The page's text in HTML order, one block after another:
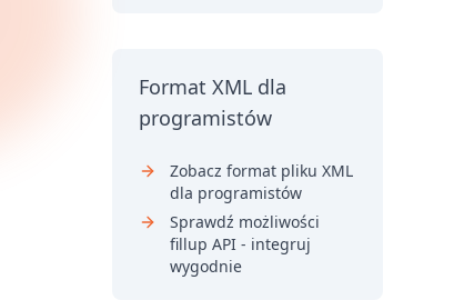
Format XML dla
programistów
Zobacz format pliku XML
dla programistów
Sprawdź możliwości
fillup API - integruj
wygodnie